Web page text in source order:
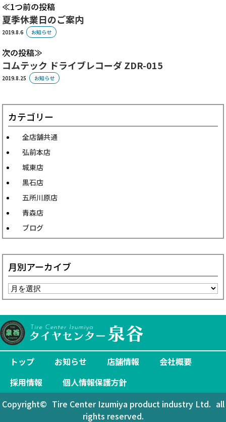
1つ前の投稿
夏季休業日のご案内
2019.8.6 お知らせ
次の投稿
コムテック ドライブレコーダ ZDR-015
2019.8.25 お知らせ
カテゴリー
全店舗共通
弘前本店
城東店
黒石店
五所川原店
青森店
ブログ
月別アーカイブ
トップ お知らせ 店舗情報
会社概要
採用情報
個人情報保護方針
Copyright© Tire Center Izumiya product industry Ltd. all
rights reserved.